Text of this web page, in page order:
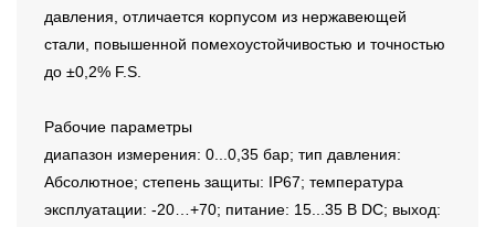
давления, отличается корпусом из нержавеющей
стали, повышенной помехоустойчивостью и точностью
до ±0,2% F.S.
Рабочие параметры
диапазон измерения: 0...0,35 бар; тип давления:
Абсолютное; степень защиты: IP67; температура
эксплуатации: -20…+70; питание: 15...35 В DC; выход: